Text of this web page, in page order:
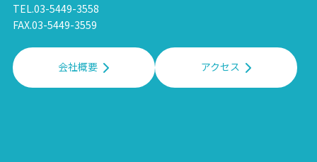
TEL.03-5449-3558
FAX.03-5449-3559
会社概要 アクセス